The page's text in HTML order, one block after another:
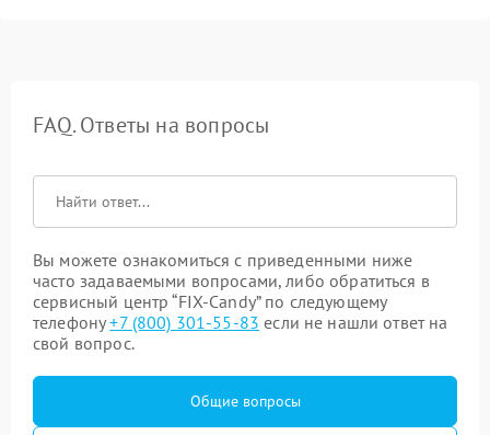
FAQ. Ответы на вопросы
Вы можете ознакомиться с приведенными ниже
часто задаваемыми вопросами, либо обратиться в
сервисный центр “FIX-Candy” по следующему
телефону+7 (800) 301-55-83 если не нашли ответ на
свой вопрос.
Общие вопросы